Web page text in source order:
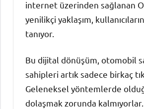
internet üzerinden sağlanan
yenilikçi yaklaşım,
tanıyor.
Bu dijital dönüşüm, otomobil
sahipleri artık sadece birkaç
Geleneksel yöntemlerde
dolaşmak zorunda